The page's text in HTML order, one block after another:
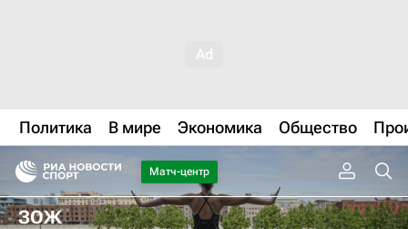
Политика В мире Экономика Общество
Матч-центр
ЗОЖ